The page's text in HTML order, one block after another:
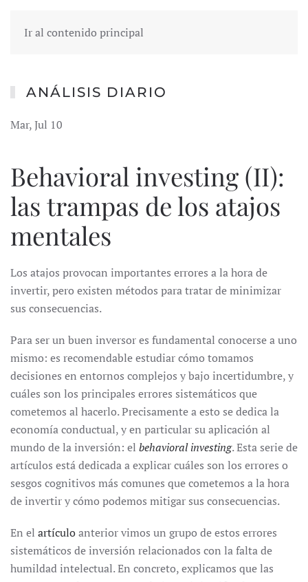
Ir al contenido principal
ANÁLISIS DIARIO
Mar, Jul 10
Behavioral investing (II):
las trampas de los atajos
mentales
Los atajos provocan importantes errores a la hora de
invertir, pero existen métodos para tratar de minimizar
sus consecuencias.
Para ser un buen inversor es fundamental conocerse a uno
mismo: es recomendable estudiar cómo tomamos
decisiones en entornos complejos y bajo incertidumbre, y
cuáles son los principales errores sistemáticos que
cometemos al hacerlo. Precisamente a esto se dedica la
economía conductual, y en particular su aplicación al
mundo de la inversión: el behavioral investing. Esta serie de
artículos está dedicada a explicar cuáles son los errores o
sesgos cognitivos más comunes que cometemos a la hora
de invertir y cómo podemos mitigar sus consecuencias.
En el artículoanterior vimos un grupo de estos errores
sistemáticos de inversión relacionados con la falta de
humildad intelectual. En concreto, explicamos que las